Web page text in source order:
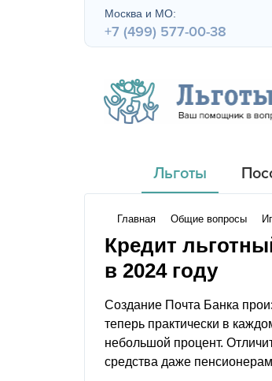
Льготы
Главная Общие вопросы
Кредит
в 2024 году
Создание Почта Банка
теперь практически в
небольшой процент.
средства даже
Москва и МО:
+7 (499) 577-00-38